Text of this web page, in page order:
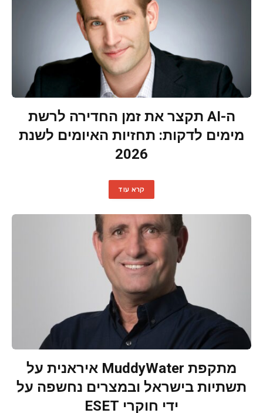
ה-AI תקצר את זמן החדירה לרשת
מימים לדקות: תחזיות האיומים לשנת
2026
קרא עוד
מתקפת MuddyWater איראנית על
תשתיות בישראל ובמצרים נחשפה על
ידי חוקרי ESET